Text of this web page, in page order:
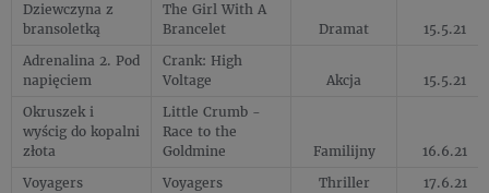
Dziewczyna z
bransoletką
The Girl With A
Brancelet
Dramat
15.5.21
Adrenalina 2. Pod
napięciem
Crank: High
Voltage
Akcja
15.5.21
Okruszek i
wyścig do kopalni
złota
Little Crumb -
Race to the
Goldmine
Familijny
16.6.21
Voyagers
Voyagers Thriller
17.6.21